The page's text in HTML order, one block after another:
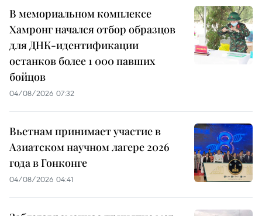
В мемориальном комплексе
Хамронг начался отбор образцов
для ДНК-идентификации
останков более 1 000 павших
бойцов
04/08/2026 07:32
Вьетнам принимает участие в
Азиатском научном лагере 2026
года в Гонконге
04/08/2026 04:41